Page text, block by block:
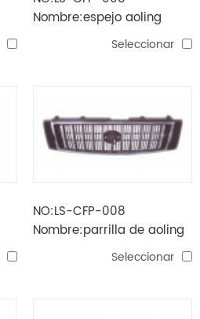
Nombre:espejo aoling
Seleccionar
NO:LS-CFP-008
Nombre:parrilla de aoling
Seleccionar